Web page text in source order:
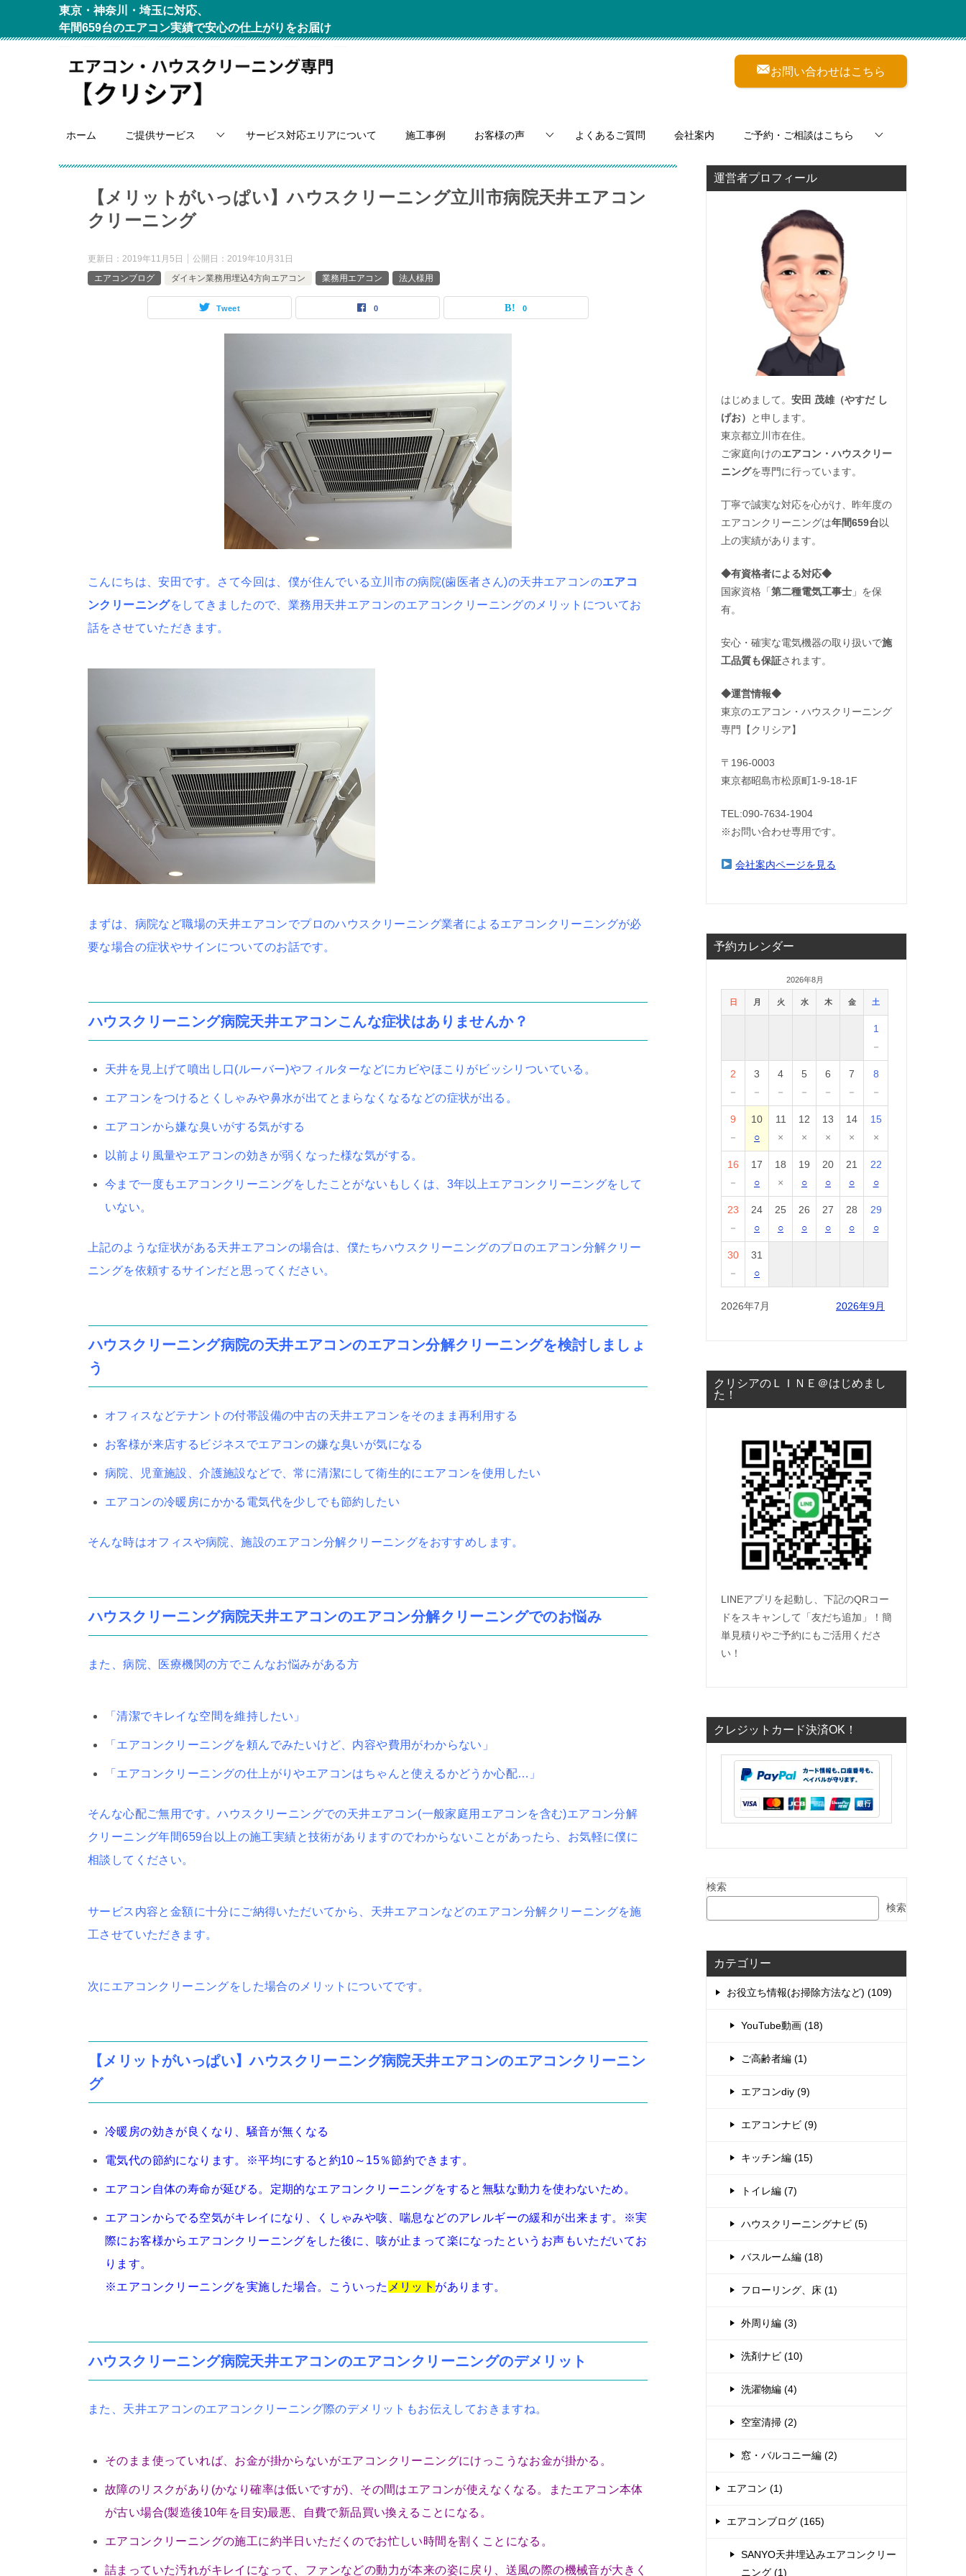
東京・神奈川・埼玉に対応、
年間659台のエアコン実績で安心の仕上がりをお届け
お問い合わせはこちら
ホーム ご提供サービス サービス対応エリアについて 施工事例 お客様の声 よくあるご質問 会社案内 ご予約・ご相談はこちら
【メリットがいっぱい】ハウスクリーニング立川市病院天井エアコン
クリーニング
更新日： 2019年11月5日 公開日： 2019年10月31日
エアコンブログ
ダイキン業務用埋込4方向エアコン 業務用エアコン 法人様用
Tweet 0 0
こんにちは、安田です。さて今回は、僕が住んでいる立川市の病院(歯医者さん)の天井エアコンのエアコ
ンクリーニングをしてきましたので、業務用天井エアコンのエアコンクリーニングのメリットについてお
話をさせていただきます。
まずは、病院など職場の天井エアコンでプロのハウスクリーニング業者によるエアコンクリーニングが必
要な場合の症状やサインについてのお話です。
ハウスクリーニング病院天井エアコンこんな症状はありませんか？
天井を見上げて噴出し口(ルーバー)やフィルターなどにカビやほこりがビッシリついている。
エアコンをつけるとくしゃみや鼻水が出てとまらなくなるなどの症状が出る。
エアコンから嫌な臭いがする気がする
以前より風量やエアコンの効きが弱くなった様な気がする。
今まで一度もエアコンクリーニングをしたことがないもしくは、3年以上エアコンクリーニングをして
いない。
上記のような症状がある天井エアコンの場合は、僕たちハウスクリーニングのプロのエアコン分解クリー
ニングを依頼するサインだと思ってください。
ハウスクリーニング病院の天井エアコンのエアコン分解クリーニングを検討しましょ
う
オフィスなどテナントの付帯設備の中古の天井エアコンをそのまま再利用する
お客様が来店するビジネスでエアコンの嫌な臭いが気になる
病院、児童施設、介護施設などで、常に清潔にして衛生的にエアコンを使用したい
エアコンの冷暖房にかかる電気代を少しでも節約したい
そんな時はオフィスや病院、施設のエアコン分解クリーニングをおすすめします。
ハウスクリーニング病院天井エアコンのエアコン分解クリーニングでのお悩み
また、病院、医療機関の方でこんなお悩みがある方
「清潔でキレイな空間を維持したい」
「エアコンクリーニングを頼んでみたいけど、内容や費用がわからない」
「エアコンクリーニングの仕上がりやエアコンはちゃんと使えるかどうか心配…」
そんな心配ご無用です。ハウスクリーニングでの天井エアコン(一般家庭用エアコンを含む)エアコン分解
クリーニング年間659台以上の施工実績と技術がありますのでわからないことがあったら、お気軽に僕に
相談してください。
サービス内容と金額に十分にご納得いただいてから、天井エアコンなどのエアコン分解クリーニングを施
工させていただきます。
次にエアコンクリーニングをした場合のメリットについてです。
【メリットがいっぱい】ハウスクリーニング病院天井エアコンのエアコンクリーニン
グ
冷暖房の効きが良くなり、騒音が無くなる
電気代の節約になります。※平均にすると約10～15％節約できます。
エアコン自体の寿命が延びる。定期的なエアコンクリーニングをすると無駄な動力を使わないため。
エアコンからでる空気がキレイになり、くしゃみや咳、喘息などのアレルギーの緩和が出来ます。※実
際にお客様からエアコンクリーニングをした後に、咳が止まって楽になったというお声もいただいてお
ります。
※エアコンクリーニングを実施した場合。こういった メリット があります。
ハウスクリーニング病院天井エアコンのエアコンクリーニングのデメリット
また、天井エアコンのエアコンクリーニング際のデメリットもお伝えしておきますね。
そのまま使っていれば、お金が掛からないがエアコンクリーニングにけっこうなお金が掛かる。
故障のリスクがあり(かなり確率は低いですが)、その間はエアコンが使えなくなる。またエアコン本体
が古い場合(製造後10年を目安)最悪、自費で新品買い換えることになる。
エアコンクリーニングの施工に約半日いただくのでお忙しい時間を割くことになる。
詰まっていた汚れがキレイになって、ファンなどの動力が本来の姿に戻り、送風の際の機械音が大きく
運営者プロフィール
はじめまして。 安田 茂雄（やすだ し
げお）
と申します。
東京都立川市在住。
ご家庭向けのエアコン・ハウスクリー
ニングを専門に行っています。
丁寧で誠実な対応を心がけ、昨年度の
エアコンクリーニングは年間659台以
上の実績があります。
◆有資格者による対応◆
国家資格「第二種電気工事士 」を保
有。
安心・確実な電気機器の取り扱いで施
工品質も保証されます。
◆運営情報◆
東京のエアコン・ハウスクリーニング
専門【クリシア】
〒196-0003
東京都昭島市松原町1-9‐18‐1F
TEL:090-7634-1904
※お問い合わせ専用です。
会社案内ページを見る
予約カレンダー
2026年8月
日 月 火 水 木 金 土
1
－
2
－
3
－
4
－
5
－
6
－
7
－
8
－
9
－
10
○
11
×
12
×
13
×
14
×
15
×
16
－
17
○
18
×
19
○
20
○
21
○
22
○
23
－
24
○
25
○
26
○
27
○
28
○
29
○
30
－
31
○
2026年7月 2026年9月
クリシアのＬＩＮＥ＠はじめまし
た！
LINEアプリを起動し、下記のQRコー
ドをスキャンして「友だち追加」！簡
単見積りやご予約にもご活用くださ
い！
クレジットカード決済OK！
検索
検索
カテゴリー
お役立ち情報(お掃除方法など) (109)
YouTube動画 (18)
ご高齢者編 (1)
エアコンdiy (9)
エアコンナビ (9)
キッチン編 (15)
トイレ編 (7)
ハウスクリーニングナビ (5)
バスルーム編 (18)
フローリング、床 (1)
外周り編 (3)
洗剤ナビ (10)
洗濯物編 (4)
空室清掃 (2)
窓・バルコニー編 (2)
エアコン (1)
エアコンブログ (165)
SANYO天井埋込みエアコンクリー
ニング (1)